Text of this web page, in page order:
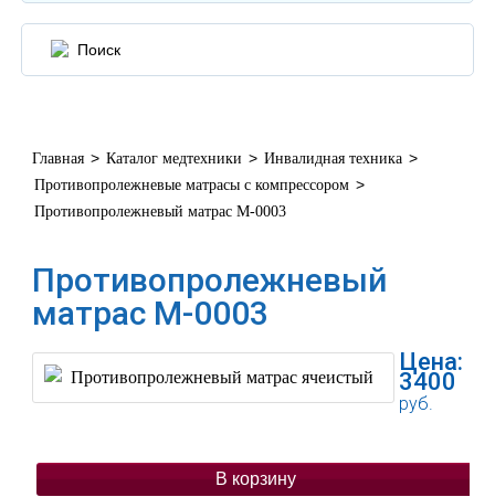
Главная > Каталог медтехники > Инвалидная техника >
Противопролежневые матрасы с компрессором >
Противопролежневый матрас М-0003
Противопролежневый
матрас М-0003
Цена:
3400
руб.
В корзину